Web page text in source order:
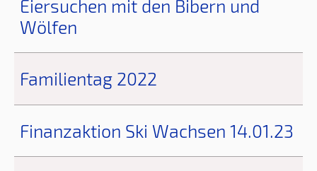
Eiersuchen mit den Bibern und
Wölfen
Familientag 2022
Finanzaktion Ski Wachsen 14.01.23